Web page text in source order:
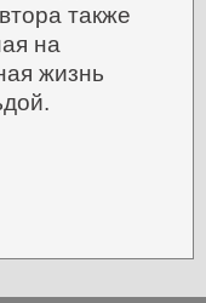
также
на
жизнь